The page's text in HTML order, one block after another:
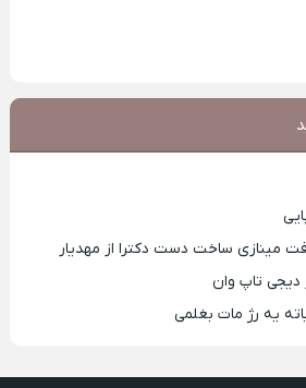
مینازی ساخت دست دکترا از مهدیار
ديجی تاپ وان
یه رژ مات بغلمی